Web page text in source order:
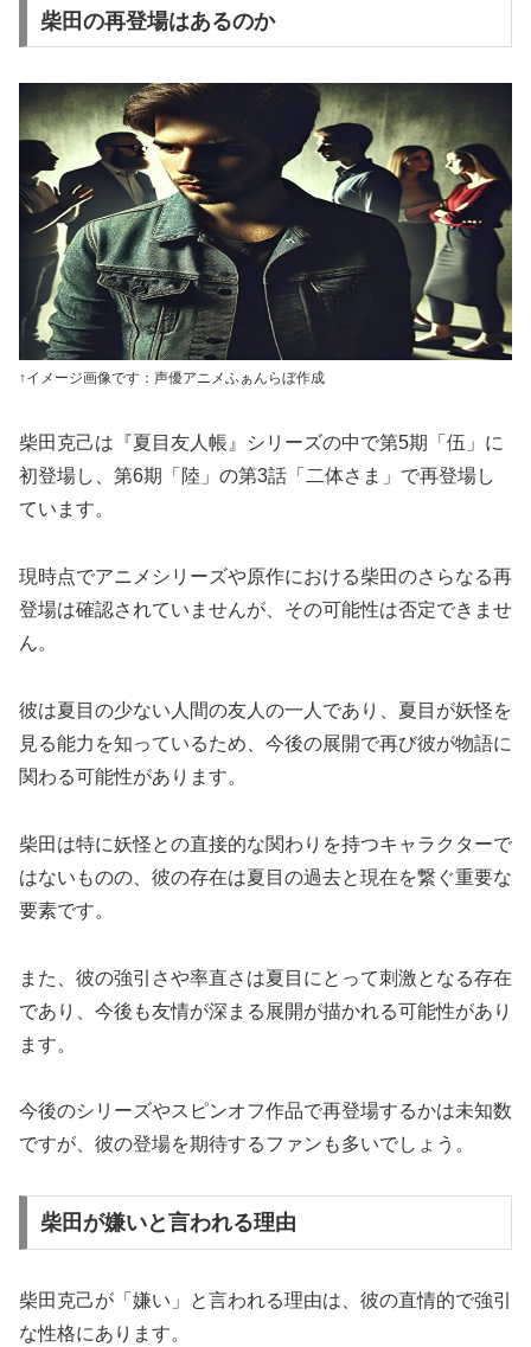
柴田の再登場はあるのか
↑イメージ画像です：声優アニメふぁんらぼ作成
柴田克己は『夏目友人帳』シリーズの中で第5期「伍」に
初登場し、第6期「陸」の第3話「二体さま」で再登場し
ています。
現時点でアニメシリーズや原作における柴田のさらなる再
登場は確認されていませんが、その可能性は否定できませ
ん。
彼は夏目の少ない人間の友人の一人であり、夏目が妖怪を
見る能力を知っているため、今後の展開で再び彼が物語に
関わる可能性があります。
柴田は特に妖怪との直接的な関わりを持つキャラクターで
はないものの、彼の存在は夏目の過去と現在を繋ぐ重要な
要素です。
また、彼の強引さや率直さは夏目にとって刺激となる存在
であり、今後も友情が深まる展開が描かれる可能性があり
ます。
今後のシリーズやスピンオフ作品で再登場するかは未知数
ですが、彼の登場を期待するファンも多いでしょう。
柴田が嫌いと言われる理由
柴田克己が「嫌い」と言われる理由は、彼の直情的で強引
な性格にあります。